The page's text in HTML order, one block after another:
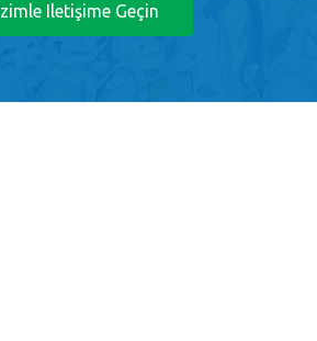
Iletişime Geçin